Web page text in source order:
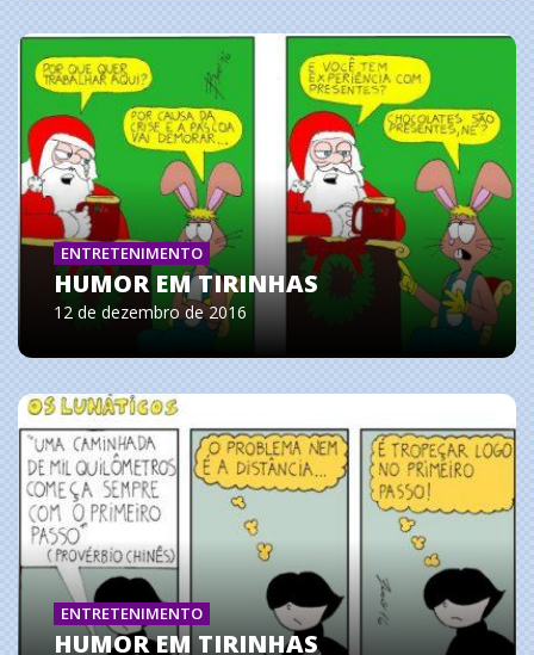
ENTRETENIMENTO
HUMOR EM TIRINHAS
12 de dezembro de 2016
ENTRETENIMENTO
HUMOR EM TIRINHAS